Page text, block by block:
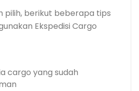
pilih, berikut beberapa tips
Ekspedisi Cargo
cargo yang sudah